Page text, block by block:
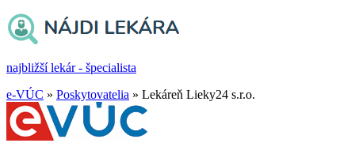
najbližší lekár - špecialista
e-VÚC » Poskytovatelia » Lekáreň Lieky24 s.r.o.